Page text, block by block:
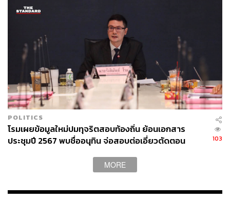
POLITICS
โรมเผยข้อมูลใหม่ปมทุจริตสอบท้องถิ่น ย้อนเอกสาร
ประชุมปี 2567 พบชื่ออนุทิน จ่อสอบต่อเอี่ยวตัดตอน
103
MORE